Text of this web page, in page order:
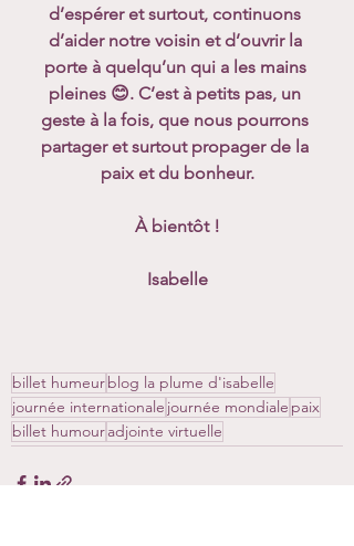
d’espérer et surtout, continuons
d’aider notre voisin et d’ouvrir la
porte à quelqu’un qui a les mains
pleines 😊. C’est à petits pas, un
geste à la fois, que nous pourrons
partager et surtout propager de la
paix et du bonheur.
À bientôt !
Isabelle
billet humeurblog la plume d'isabelle
journée internationale journée mondiale paix
billet humouradjointe virtuelle